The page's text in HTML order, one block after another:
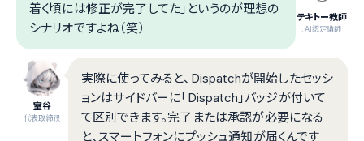
テキトー教師
.AI認定講師
着く頃には修正が完了してた」というのが理想の
シナリオですよね（笑）
室谷
代表取締役
実際に使ってみると、Dispatchが開始したセッシ
ョンはサイドバーに「Dispatch」バッジが付いて
て区別できます。完了または承認が必要になる
と、スマートフォンにプッシュ通知が届くんです